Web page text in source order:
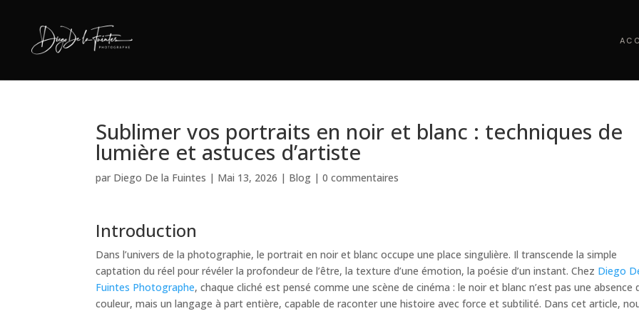
Sublimer vos portraits en noir et blanc : techniques de
lumière et astuces d’artiste
par Diego De la Fuintes | Mai 13, 2026 | Blog |0 commentaires
Introduction
Dans l’univers de la photographie, le portrait en noir et blanc occupe une place singulière. Il transcende la simple
captation du réel pour révéler la profondeur de l’être, la texture d’une émotion, la poésie d’un instant. Chez Diego
Fuintes Photographe, chaque cliché est pensé comme une scène de cinéma : le noir et blanc n’est pas une absence
couleur, mais un langage à part entière, capable de raconter une histoire avec force et subtilité. Dans cet article,